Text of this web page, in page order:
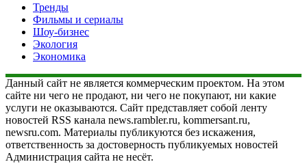
Тренды
Фильмы и сериалы
Шоу-бизнес
Экология
Экономика
Данный сайт не является коммерческим проектом. На этом
сайте ни чего не продают, ни чего не покупают, ни какие
услуги не оказываются. Сайт представляет собой ленту
новостей RSS канала news.rambler.ru, kommersant.ru,
newsru.com. Материалы публикуются без искажения,
ответственность за достоверность публикуемых новостей
Администрация сайта не несёт.